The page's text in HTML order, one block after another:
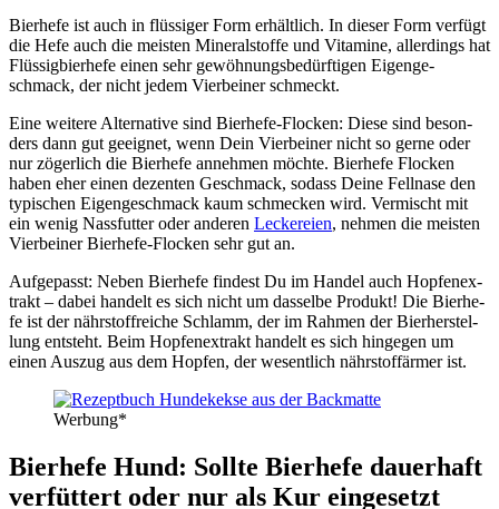
Bier­he­fe ist auch in flüs­si­ger Form erhält­lich. In die­ser Form ver­fügt
die Hefe auch die meis­ten Mine­ral­stof­fe und Vit­ami­ne, aller­dings hat
Flüs­sig­bier­he­fe einen sehr gewöh­nungs­be­dürf­ti­gen Eigen­ge­
schmack, der nicht jedem Vier­bei­ner schmeckt.
Eine wei­te­re Alter­na­ti­ve sind Bier­he­fe-Flo­cken: Die­se sind beson­
ders dann gut geeig­net, wenn Dein Vier­bei­ner nicht so ger­ne oder
nur zöger­lich die Bier­he­fe anneh­men möch­te. Bier­he­fe Flo­cken
haben eher einen dezen­ten Geschmack, sodass Dei­ne Fell­na­se den
typi­schen Eigen­ge­schmack kaum schme­cken wird. Ver­mischt mit
ein wenig Nass­fut­ter oder ande­ren Lecke­rei­en, neh­men die meis­ten
Vier­bei­ner Bier­he­fe-Flo­cken sehr gut an.
Auf­ge­passt: Neben Bier­he­fe fin­dest Du im Han­del auch Hop­fen­ex­
trakt – dabei han­delt es sich nicht um das­sel­be Pro­dukt! Die Bier­he­
fe ist der nähr­stoff­rei­che Schlamm, der im Rah­men der Bier­her­stel­
lung ent­steht. Beim Hop­fen­ex­trakt han­delt es sich hin­ge­gen um
einen Aus­zug aus dem Hop­fen, der wesent­lich nähr­stoff­är­mer ist.
Wer­bung*
Bier­he­fe Hund: Soll­te Bier­he­fe dau­er­haft
ver­füt­tert oder nur als Kur ein­ge­setzt